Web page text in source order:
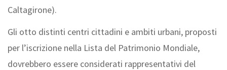
Caltagirone).
Gli otto distinti centri cittadini e ambiti urbani, proposti
per l’iscrizione nella Lista del Patrimonio Mondiale,
dovrebbero essere considerati rappresentativi del